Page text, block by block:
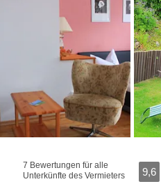
7 Bewertungen für alle
Unterkünfte des Vermieters
9,6